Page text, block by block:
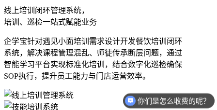
线上培训闭环管理系统，
培训、巡检一站式赋能业务
企学宝针对遇见小面培训需求设计开发餐饮培训闭环
系统，解决课程管理混乱、师徒传承断层问题，通过
智能学习平台实现标准化培训，结合数字化巡检确保
SOP执行，提升员工能力与门店运营效率。
现在有优惠活动么？